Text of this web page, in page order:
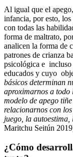
Al igual que el
infancia, por esto,
con todas las
forma de maltrato,
analicen la forma de
patrones de crianza
psicológica e incluso
educados y cuyo
básicos determinan
aproximarnos a todo
modelo de apego
relacionarnos con
juego, la
Maritchu Seitún
¿Cómo